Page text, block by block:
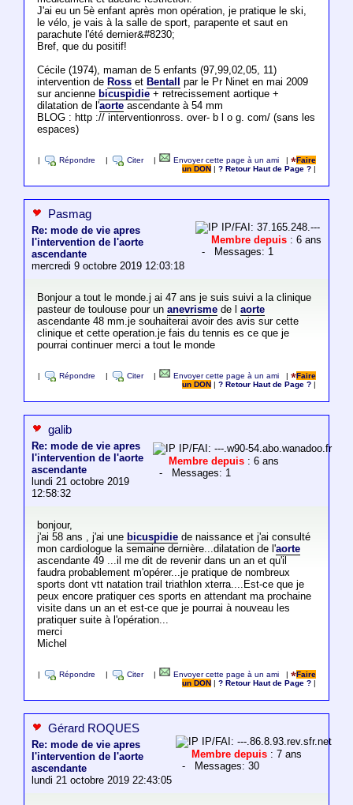
J'ai eu un 5è enfant après mon opération, je pratique le ski,
le vélo, je vais à la salle de sport, parapente et saut en
parachute l'été dernier&#8230;
Bref, que du positif!
Cécile (1974), maman de 5 enfants (97,99,02,05, 11)
intervention de Rosset Bentall
par le Pr Ninet en mai 2009
sur ancienne bicuspidie+ retrecissement aortique +
dilatation de l'aorteascendante à 54 mm
BLOG : http :// interventionross. over- b l o g. com/ (sans les
espaces)
Répondre Citer Envoyer cette page à un ami |
Faire
un DON
|? Retour Haut de Page ?
Pasmag
Re: mode de vie apres
l'intervention de l'aorte
ascendante
mercredi 9 octobre 2019 12:03:18
IP/FAI: 37.165.248.---
Membre depuis : 6 ans
- Messages: 1
Bonjour a tout le monde.j ai 47 ans je suis suivi a la clinique
pasteur de toulouse pour un anevrismede l aorte
ascendante 48 mm.je souhaiterai avoir des avis sur cette
clinique et cette operation.je fais du tennis es ce que je
pourrai continuer merci a tout le monde
Répondre Citer Envoyer cette page à un ami |
Faire
un DON
|? Retour Haut de Page ?
galib
Re: mode de vie apres
l'intervention de l'aorte
ascendante
lundi 21 octobre 2019
12:58:32
IP/FAI: ---.w90-54.abo.wanadoo.fr
Membre depuis : 6 ans
- Messages: 1
bonjour,
j'ai 58 ans , j'ai une bicuspidiede naissance et j'ai consulté
mon cardiologue la semaine dernière...dilatation de l'aorte
ascendante 49 ...il me dit de revenir dans un an et qu'il
faudra probablement m'opérer...je pratique de nombreux
sports dont vtt natation trail triathlon xterra....Est-ce que je
peux encore pratiquer ces sports en attendant ma prochaine
visite dans un an et est-ce que je pourrai à nouveau les
pratiquer suite à l'opération...
merci
Michel
Répondre Citer Envoyer cette page à un ami |
Faire
un DON
|? Retour Haut de Page ?
Gérard ROQUES
Re: mode de vie apres
l'intervention de l'aorte
ascendante
lundi 21 octobre 2019 22:43:05
IP/FAI: ---.86.8.93.rev.sfr.net
Membre depuis : 7 ans
- Messages: 30